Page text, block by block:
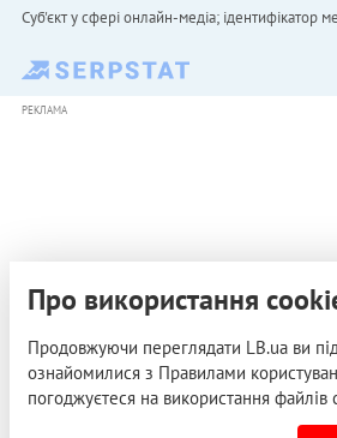
Cуб'єкт у сфері онлайн-медіа; ідентифікатор
РЕКЛАМА
Про використання
Продовжуючи переглядати LB.ua ви
ознайомилися з Правилами
погоджуєтеся на використання файлів